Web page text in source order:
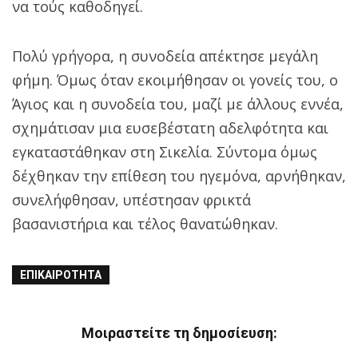
να τούς καθοδηγεί.
Πολύ γρήγορα, η συνοδεία απέκτησε μεγάλη
φήμη. Όμως όταν εκοιμήθησαν οι γονείς του, ο
Άγιος και η συνοδεία του, μαζί με άλλους εννέα,
σχημάτισαν μια ευσεβέστατη αδελφότητα και
εγκαταστάθηκαν στη Σικελία. Σύντομα όμως
δέχθηκαν την επίθεση του ηγεμόνα, αρνήθηκαν,
συνελήφθησαν, υπέστησαν φρικτά
βασανιστήρια και τέλος θανατώθηκαν.
ΕΠΙΚΑΙΡΌΤΗΤΑ
Μοιραστείτε τη δημοσίευση: